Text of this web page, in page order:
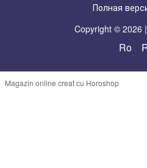
Полная
Copyright © 2026
Ro
Magazin online creat cu Horoshop